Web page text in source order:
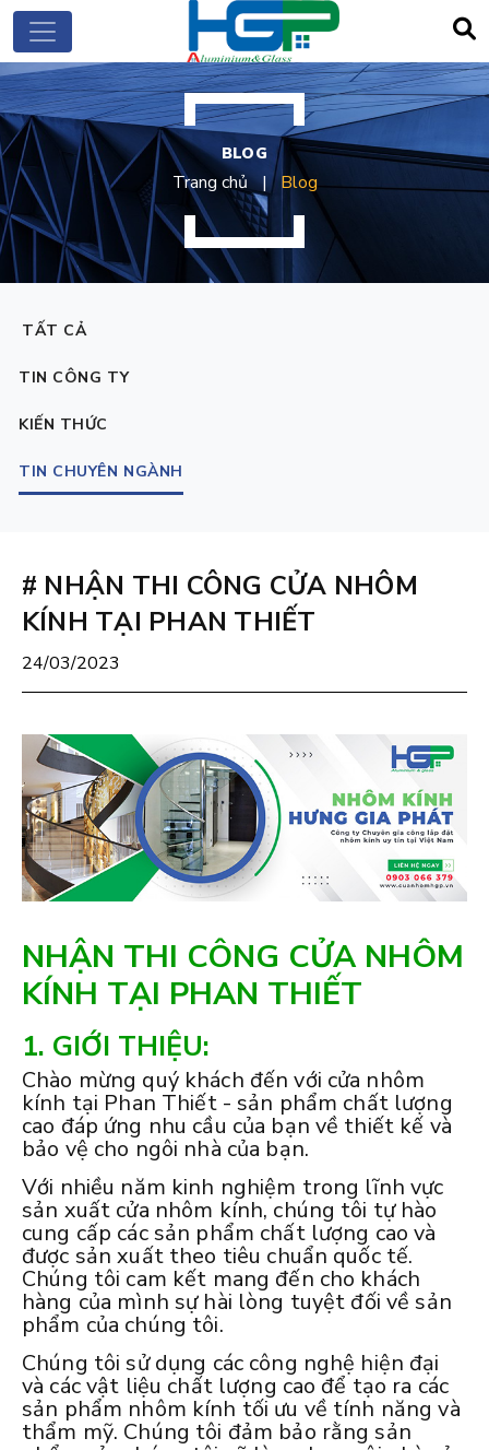
BLOG
Trang chủ Blog
TẤT CẢ
TIN CÔNG TY
KIẾN THỨC
TIN CHUYÊN NGÀNH
# NHẬN THI CÔNG CỬA NHÔM
KÍNH TẠI PHAN THIẾT
24/03/2023
NHẬN THI CÔNG CỬA NHÔM
KÍNH TẠI PHAN THIẾT
1. GIỚI THIỆU:
Chào mừng quý khách đến với cửa nhôm
kính tại Phan Thiết - sản phẩm chất lượng
cao đáp ứng nhu cầu của bạn về thiết kế và
bảo vệ cho ngôi nhà của bạn.
Với nhiều năm kinh nghiệm trong lĩnh vực
sản xuất cửa nhôm kính, chúng tôi tự hào
cung cấp các sản phẩm chất lượng cao và
được sản xuất theo tiêu chuẩn quốc tế.
Chúng tôi cam kết mang đến cho khách
hàng của mình sự hài lòng tuyệt đối về sản
phẩm của chúng tôi.
Chúng tôi sử dụng các công nghệ hiện đại
và các vật liệu chất lượng cao để tạo ra các
sản phẩm nhôm kính tối ưu về tính năng và
thẩm mỹ. Chúng tôi đảm bảo rằng sản